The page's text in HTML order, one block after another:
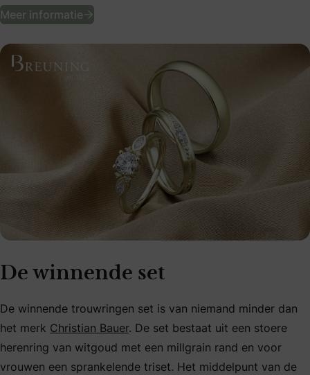
Meer informatie Ontwerp of kies jullie ideale trouwringen
De winnende set
De winnende trouwringen set is van niemand minder dan
het merk Christian Bauer. De set bestaat uit een stoere
herenring van witgoud met een millgrain rand en voor
vrouwen een sprankelende triset. Het middelpunt van de